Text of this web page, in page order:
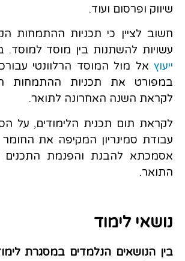
שיווק ופרסום ועוד.
חשוב לציין כי תכניות ההתמחות
עשויות להשתנות בין מוסד למוסד.
ייעוץ אל מול המוסד הרלוונטי
במפורט את תכניות ההתמחות
לקראת השנה האחרונה לתואר.
לקראת תום תכנית הלימודים, על
עבודת סמינריון המקיפה את
אסמכתא להבנת והפנמת התכנים
התואר.
נושאי לימוד
בין הנושאים הנלמדים במסגרת